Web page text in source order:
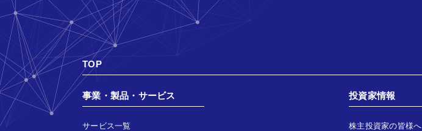
TOP
事業・製品・サービス
サービス一覧
投資家情報
株主投資家の皆様へ